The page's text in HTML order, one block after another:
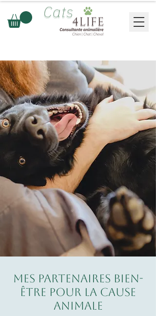
Mes partenaires bien-
être pour la cause
animale